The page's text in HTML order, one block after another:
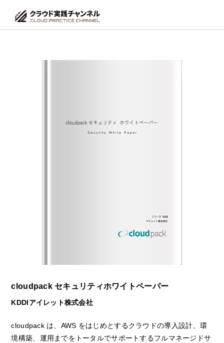
cloudpack セキュリティホワイトペーパー
KDDIアイレット株式会社
cloudpack は、AWS をはじめとするクラウドの導入設計、環
境構築、運用までをトータルでサポートするフルマネージドサ